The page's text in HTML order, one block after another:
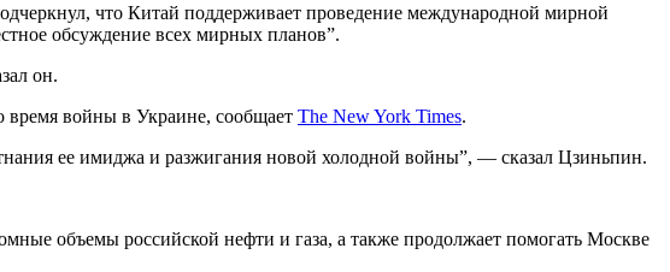
что Китай поддерживает проведение международной мирной
обсуждение всех мирных планов”.
он.
время войны в Украине, сообщает The New York Times.
ее имиджа и разжигания новой холодной войны”, — сказал Цзиньпин.
объемы российской нефти и газа, а также продолжает помогать Москве